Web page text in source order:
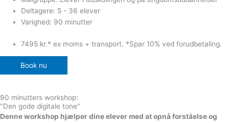
Deltagere: 5 - 36 elever
Varighed: 90 minutter
7495 kr.* ex moms + transport. *Spar 10% ved forudbetaling.
Book nu
90 minutters workshop:
"Den gode digitale tone"
Denne workshop hjælper dine elever med at opnå forståelse og